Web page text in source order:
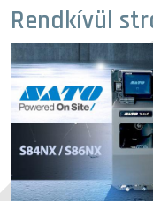
Rendkívül